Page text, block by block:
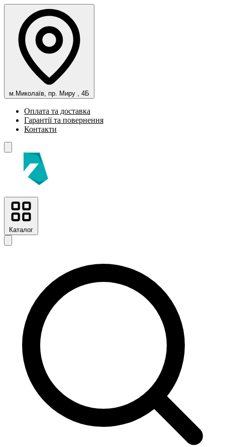
м.Миколаїв, пр. Миру , 4Б
Оплата та доставка
Гарантії та повернення
Контакти
Каталог